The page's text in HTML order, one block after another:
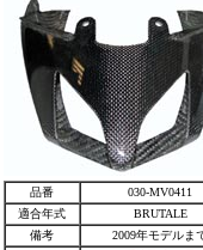
品番
030-MV0411
適合年式
BRUTALE
備考
2009年モデルま